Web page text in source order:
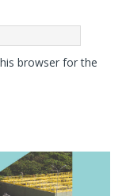
browser for the